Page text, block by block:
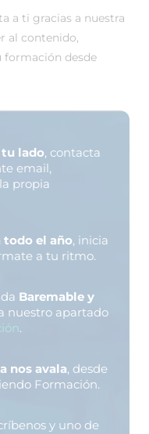
a ti gracias a nuestra
al contenido,
formación desde
lado, contacta
email,
propia
el año, inicia
a tu ritmo.
Baremable y
nuestro apartado
.
nos avala, desde
Formación.
y uno de